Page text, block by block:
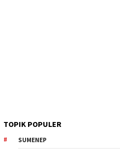
TOPIK POPULER
SUMENEP